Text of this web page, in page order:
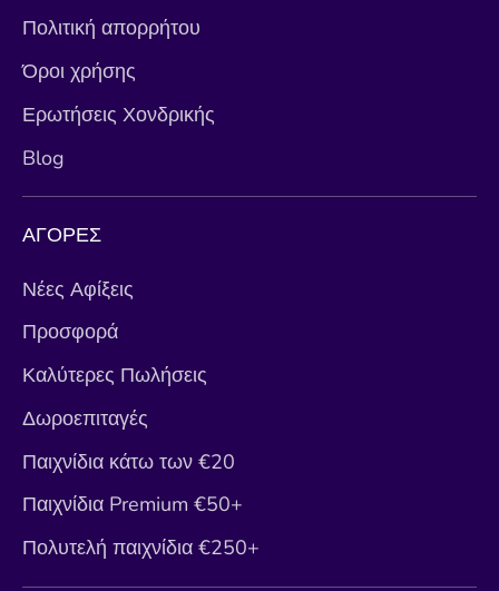
Πολιτική απορρήτου
Όροι χρήσης
Ερωτήσεις Χονδρικής
Blog
ΑΓΟΡΕΣ
Νέες Αφίξεις
Προσφορά
Καλύτερες Πωλήσεις
Δωροεπιταγές
Παιχνίδια κάτω των €20
Παιχνίδια Premium €50+
Πολυτελή παιχνίδια €250+